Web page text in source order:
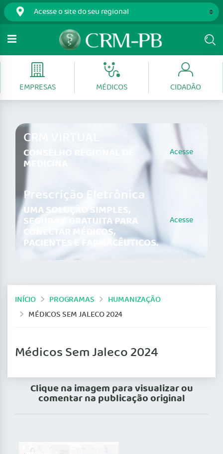
EMPRESAS MÉDICOS CIDADÃO
CRM VIRTUAL
CONSELHO REGIONAL DE
MEDICINA
Acesse
Prescrição Eletrônica
UMA SOLUÇÃO SIMPLES,
SEGURA E GRATUITA PARA
CONECTAR MÉDICOS,
PACIENTES E FARMACÊUTICOS.
Acesse
INÍCIO PROGRAMAS
HUMANIZAÇÃO
MÉDICOS SEM JALECO 2024
Médicos Sem Jaleco 2024
Clique na imagem para visualizar ou
comentar na publicação original